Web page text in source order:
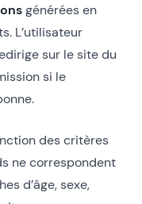
générées en
L’utilisateur
sur le site du
si le
des critères
ne correspondent
d’âge, sexe,